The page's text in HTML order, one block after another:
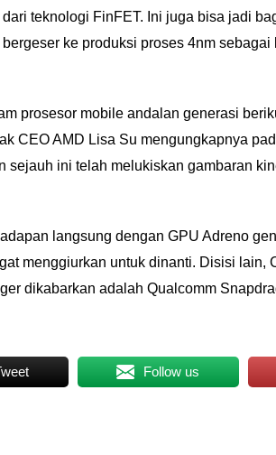
teknologi FinFET. Ini juga bisa jadi
ke produksi proses 4nm sebagai
prosesor mobile andalan generasi
CEO AMD Lisa Su mengungkapnya
sejauh ini telah melukiskan gambaran
langsung dengan GPU Adreno
menggiurkan untuk dinanti. Disisi lain,
dikabarkan adalah Qualcomm
Follow us